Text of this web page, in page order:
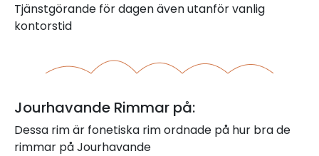
Tjänstgörande för dagen även utanför vanlig
kontorstid
Jourhavande Rimmar på:
Dessa rim är fonetiska rim ordnade på hur bra de
rimmar på Jourhavande